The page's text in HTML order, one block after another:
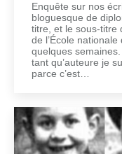
Enquête sur nos
bloguesque de
titre, et le sous-titre
de l’École
quelques
tant qu’auteure je
parce c’est…